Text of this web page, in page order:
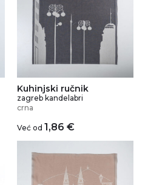
Kuhinjski ručnik
zagreb kandelabri
crna
Već od 1,86 €